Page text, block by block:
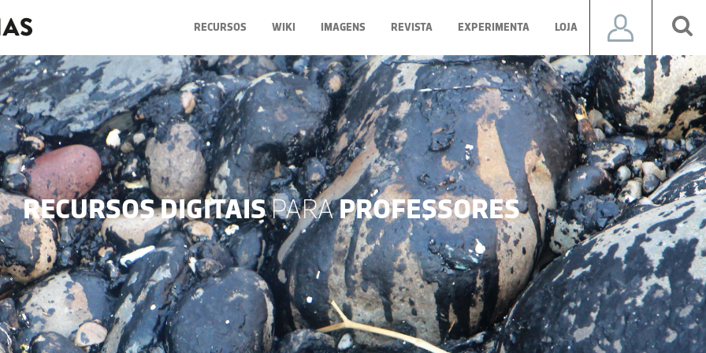
RECURSOS WIKI IMAGENS REVISTA EXPERIMENTA LOJA
RECURSOS DIGITAISPARAPROFESSORES